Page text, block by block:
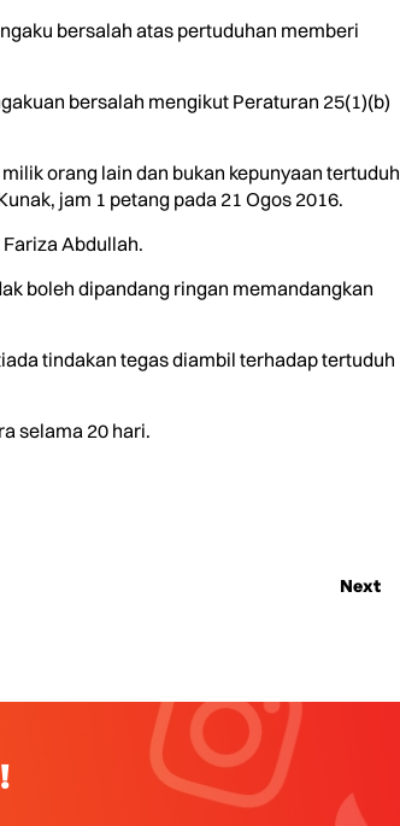
bersalah atas pertuduhan memberi
bersalah mengikut Peraturan 25(1)(b)
orang lain dan bukan kepunyaan tertuduh
jam 1 petang pada 21 Ogos 2016.
Abdullah.
boleh dipandang ringan memandangkan
tindakan tegas diambil terhadap tertuduh
selama 20 hari.
Next